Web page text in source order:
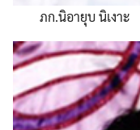
ภก.นิอายุบ นิเงาะ